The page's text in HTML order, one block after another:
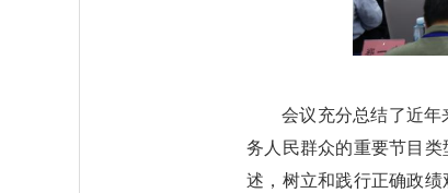
会议充分总结了近
务人民群众的重要节目
述，树立和践行正确政